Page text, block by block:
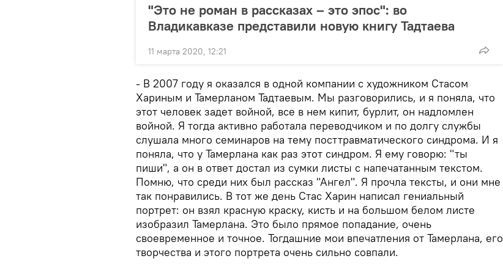
"Это не роман в рассказах – это эпос": во
Владикавказе представили новую книгу Тадтаева
11 марта 2020, 12:21
- В 2007 году я оказался в одной компании с художником Стасом
Хариным и Тамерланом Тадтаевым. Мы разговорились, и я поняла, что
этот человек задет войной, все в нем кипит, бурлит, он надломлен
войной. Я тогда активно работала переводчиком и по долгу службы
слушала много семинаров на тему посттравматического синдрома. И я
поняла, что у Тамерлана как раз этот синдром. Я ему говорю: "ты
пиши", а он в ответ достал из сумки листы с напечатанным текстом.
Помню, что среди них был рассказ "Ангел". Я прочла тексты, и они мне
так понравились. В тот же день Стас Харин написал гениальный
портрет: он взял красную краску, кисть и на большом белом листе
изобразил Тамерлана. Это было прямое попадание, очень
своевременное и точное. Тогдашние мои впечатления от Тамерлана, его
творчества и этого портрета очень сильно совпали.